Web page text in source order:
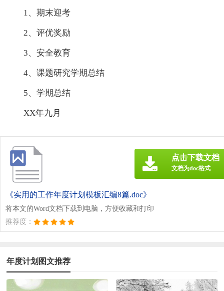
1、期末迎考
2、评优奖励
3、安全教育
4、课题研究学期总结
5、学期总结
XX年九月
《实用的工作年度计划模板汇编8篇.doc》
将本文的Word文档下载到电脑，方便收藏和打印
推荐度：
点击下载文档
文档为doc格式
年度计划图文推荐